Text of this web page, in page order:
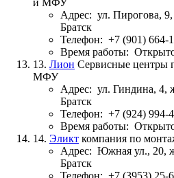
Адрес: ул. Пирогова,
Братск
Телефон: +7 (901) 664-
Время работы:
13. Лион Сервисные центры
МФУ
Адрес: ул. Гиндина, 4,
Братск
Телефон: +7 (924) 994-
Время работы:
14. Эликт компания по
Адрес: Южная ул., 20,
Братск
Телефон: +7 (3953) 25-